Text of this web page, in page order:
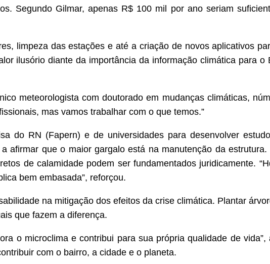
Segundo Gilmar, apenas R$ 100 mil por ano seriam
limpeza das estações e até a criação de novos aplicativos
ilusório diante da importância da informação climática para o
meteorologista com doutorado em mudanças climáticas,
mas vamos trabalhar com o que temos.”
do RN (Fapern) e de universidades para desenvolver
afirmar que o maior gargalo está na manutenção da estrutura.
de calamidade podem ser fundamentados juridicamente.
bem embasada”, reforçou.
na mitigação dos efeitos da crise climática. Plantar
que fazem a diferença.
o microclima e contribui para sua própria qualidade de vida”,
com o bairro, a cidade e o planeta.